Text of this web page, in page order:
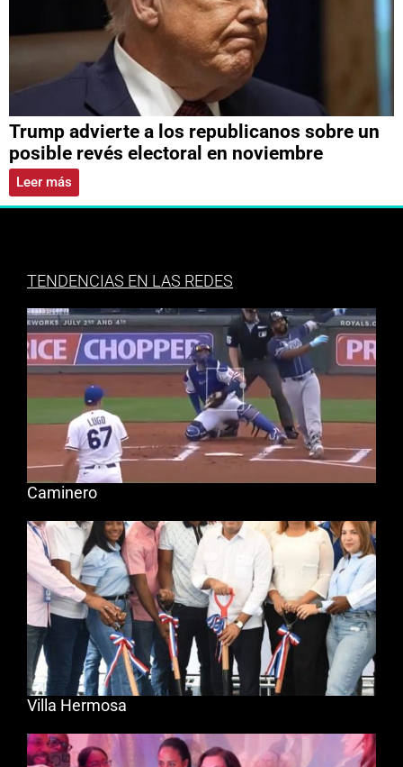
Trump advierte a los republicanos sobre un
posible revés electoral en noviembre
Leer más
TENDENCIAS EN LAS REDES
Caminero
Villa Hermosa